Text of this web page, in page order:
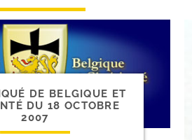
DE BELGIQUE ET
DU 18 OCTOBRE
2007